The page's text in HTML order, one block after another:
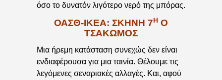
όσο το δυνατόν λιγότερο νερό της μπόρας.
ΟΑΣΘ-ΙΚΕΑ: ΣΚΗΝΉ 7Η Ο
ΤΣΑΚΩΜΌΣ
Μια ήρεμη κατάσταση συνεχώς δεν είναι
ενδιαφέρουσα για μια ταινία. Θέλουμε τις
λεγόμενες σεναριακές αλλαγές. Και, αφού